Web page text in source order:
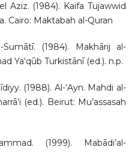
Aziz. (1984). Kaifa Tujawwid
Cairo: Maktabah al-Quran
(1984). Makhārij al-
Ya‘qūb Turkistānī (ed.). n.p.
(1988). Al-‘Ayn. Mahdi al-
(ed.). Beirut: Mu’assasah
(1999). Mabādi’al-